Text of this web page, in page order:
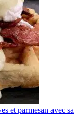
et parmesan avec sa